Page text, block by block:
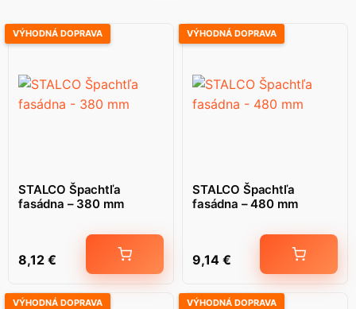
VÝHODNÁ DOPRAVA
STALCO Špachtľa
fasádna – 380 mm
8,12 €
VÝHODNÁ DOPRAVA
STALCO Špachtľa
fasádna – 480 mm
9,14 €
VÝHODNÁ DOPRAVA VÝHODNÁ DOPRAVA